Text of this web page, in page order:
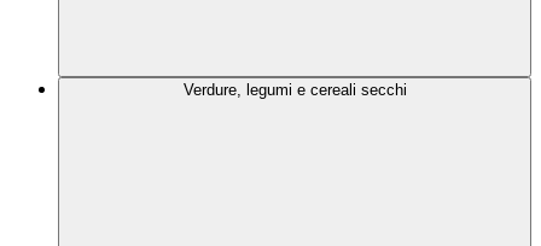
Verdure, legumi e cereali secchi